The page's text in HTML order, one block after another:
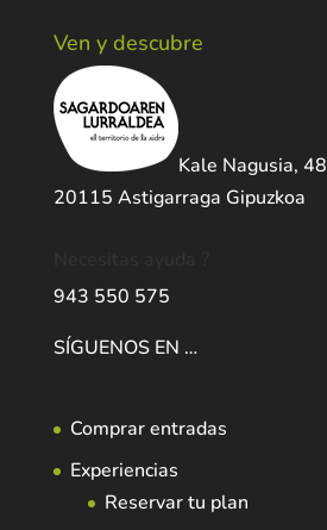
Ven y descubre
Kale Nagusia, 48
20115 Astigarraga Gipuzkoa
943 550 575
SÍGUENOS EN …
Comprar entradas
Experiencias
Reservar tu plan